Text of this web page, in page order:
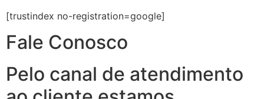
[trustindex no-registration=google]
Fale Conosco
Pelo canal de atendimento